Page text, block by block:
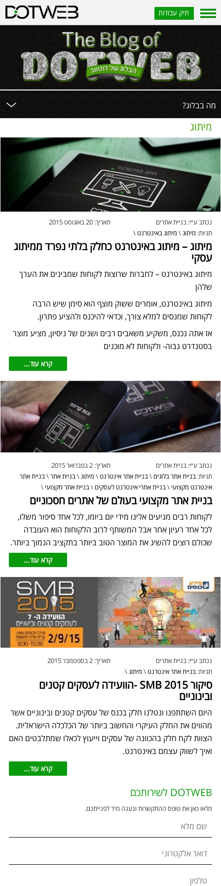
תיק עבודות
?מה בבלוג
מיתוג
נכתב ע״י: בניית אתרים תאריך:
תגיות: מיתוג\ מיתוג באינטרנט \
מיתוג – מיתוג באינטרנט כחלק בלתי נפרד ממיתוג
עסקי
מיתוג באינטרנט – לחברות שרוצות לקוחות שמבינים את הערך
שלהן
מיתוג באינטרנט, אומרים ששוק מוצף הוא סימן שיש הרבה
לקוחות שמנסים למלא צורך, וכדאי להיכנס ולהציע פתרון.
אז אתה נכנס, משקיע משאבים רבים ושנים של ניסיון, מציע מוצר
בסטנדרט גבוה- ולקוחות לא מוכנים
קרא עוד...
נכתב ע״י: בניית אתרים תאריך:
תגיות: בניית אתר בלוגים \בניית אתר אינטרנט \ מיתוג\בניית אתר\בניית אתר
אינטרנט מקצועי \בניית אתרי אינטרנט לעסקים \בניית אתר מקצועי \
בניית אתר מקצועי בעולם של אתרים חסכוניים
לקוחות רבים מגיעים אלינו מידי יום ביומו, לכל אחד סיפור משלו,
לכל אחד רעיון אחר אבל המשותף לרוב הלקוחות הוא העובדה
שכולם רוצים להשיג את המוצר הטוב ביותר בתקציב הנמוך ביותר.
קרא עוד...
נכתב ע״י: בניית אתרים תאריך:
תגיות: בניית אתר אינטרנט \ מיתוג\
סיקור SMB 2015 -הוועידה לעסקים קטנים
ובינוניים
היום השתתפנו ונטלנו חלק בכנס של עסקים קטנים ובינוניים אשר
מהווים את החלק העיקרי והחשוב ביותר של הכלכלה הישראלית.
הצוות לקח חלק בהכוונה של עסקים וייעוץ לכאלו שמתלבטים האם
ואיך לשווק עצמם באינטרנט.
קרא עוד...
DOTWEB לשירותכם
מלאו כאן את טופס ההתקשרות ונענה מיד לפנייתכם.
שם מלא
דואר אלקטרוני
טלפון